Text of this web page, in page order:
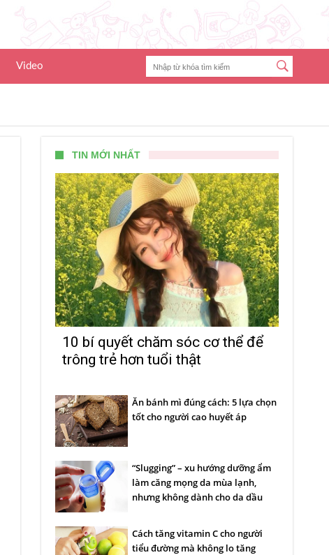
Video
TIN MỚI NHẤT
10 bí quyết chăm sóc cơ thể để
trông trẻ hơn tuổi thật
Ăn bánh mì đúng cách: 5 lựa chọn
tốt cho người cao huyết áp
“Slugging” – xu hướng dưỡng ẩm
làm căng mọng da mùa lạnh,
nhưng không dành cho da dầu
Cách tăng vitamin C cho người
tiểu đường mà không lo tăng